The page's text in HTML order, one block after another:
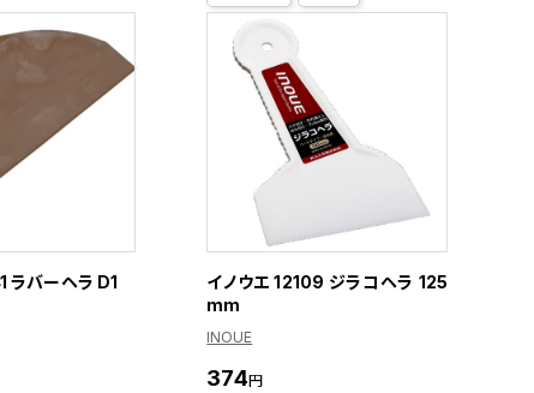
ラバーヘラ D1
イノウエ 12109 ジラコヘラ 125
mm
INOUE
374円